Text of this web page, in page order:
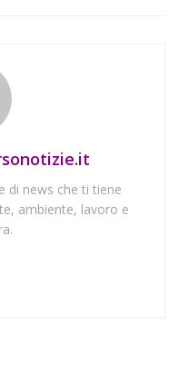
di news che ti tiene
ambiente, lavoro e